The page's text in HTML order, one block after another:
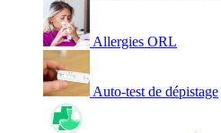
Allergies ORL
Auto-test de dépistage